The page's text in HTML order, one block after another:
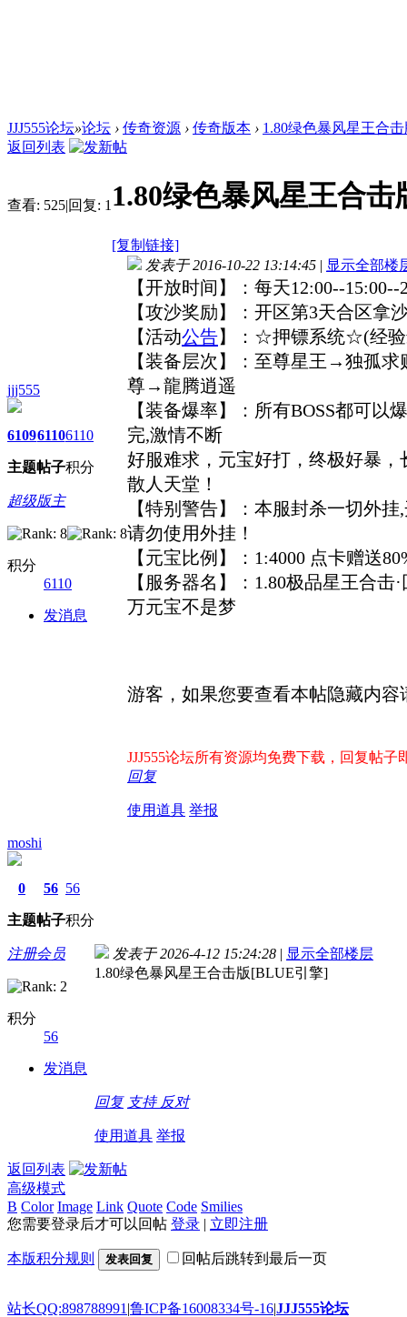
JJJ555论坛»论坛 › 传奇资源 › 传奇版本 › 1.80绿色暴风星王合
返回列表
查看: 525|回复: 1 1.80绿色暴风星王合
[复制链接]
jjj555
6109
主题
6110
帖子
6110
积分
超级版主
积分
6110
发消息
发表于 2016-10-22 13:14:45 | 显示全部楼
【开放时间】：每天12:00--
【攻沙奖励】：开区第3天合区拿
【活动公告】：☆押镖系统☆(经
【装备层次】：至尊星王→独孤
尊→龍腾逍遥
【装备爆率】：所有BOSS都可以
完,激情不断
好服难求，元宝好打，终极好暴
散人天堂！
【特别警告】：本服封杀一切外
请勿使用外挂！
【元宝比例】：1:4000 点卡赠送
【服务器名】：1.80极品星王合击
万元宝不是梦
游客，如果您要查看本帖隐藏内容
JJJ555论坛所有资源均免费下载，回复帖子
回复
使用道具 举报
moshi
0
主题
56
帖子
56
积分
注册会员
积分
56
发消息
发表于 2026-4-12 15:24:28 | 显示全部楼层
1.80绿色暴风星王合击版[BLUE引擎]
回复 支持 反对
使用道具 举报
返回列表
高级模式
B Color Image Link Quote Code Smilies
您需要登录后才可以回帖 登录 | 立即注册
本版积分规则 发表回复 回帖后跳转到最后一页
站长QQ:898788991 |鲁ICP备16008334号-16|JJJ555论坛